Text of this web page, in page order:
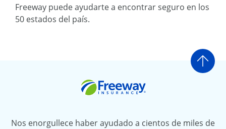
Freeway puede ayudarte a encontrar seguro en los
50 estados del país.
Ir
Nos enorgullece haber ayudado a cientos de miles de